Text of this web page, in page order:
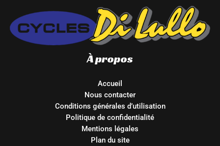
À propos
Accueil
Nous contacter
Conditions générales d’utilisation
Politique de confidentialité
Mentions légales
Plan du site